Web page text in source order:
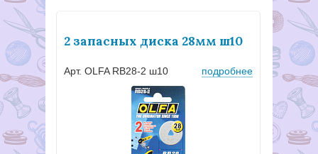
2 запасных диска 28мм ш10
Арт. OLFA RB28-2 ш10 подробнее